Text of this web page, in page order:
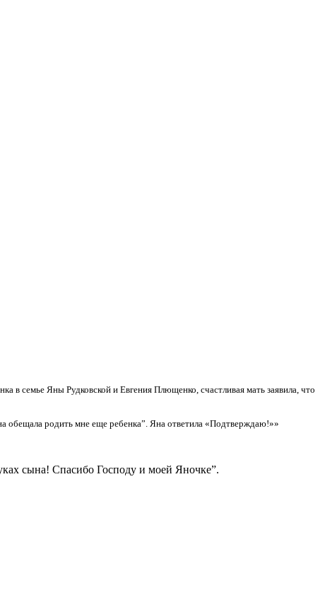
в семье Яны Рудковской и Евгения Плющенко, счастливая мать заявила, что
обещала родить мне еще ребенка”. Яна ответила «Подтверждаю!»»
сына! Спасибо Господу и моей Яночке”.